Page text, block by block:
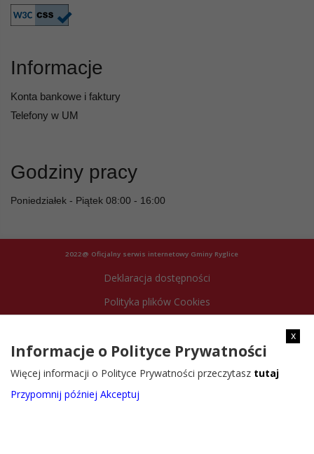
Informacje
Konta bankowe i faktury
Telefony w UM
Godziny pracy
Poniedziałek - Piątek 08:00 - 16:00
2022@ Oficjalny serwis internetowy Gminy Ryglice
Deklaracja dostępności
Polityka plików Cookies
x
Informacje o Polityce Prywatności
Więcej informacji o Polityce Prywatności przeczytasz tutaj
Przypomnij później Akceptuj